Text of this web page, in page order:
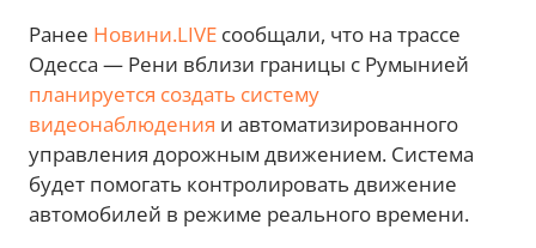
Ранее Новини.LIVE сообщали, что на трассе
Одесса — Рени вблизи границы с Румынией
планируется создать систему
видеонаблюдения и автоматизированного
управления дорожным движением. Система
будет помогать контролировать движение
автомобилей в режиме реального времени.